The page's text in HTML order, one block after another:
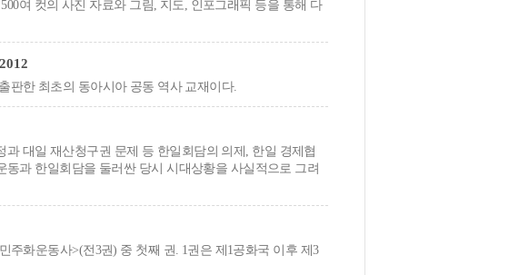
여 컷의 사진 자료와 그림, 지도, 인포그래픽 등을 통해 다
판한 최초의 동아시아 공동 역사 교재이다.
과 대일 재산청구권 문제 등 한일회담의 의제, 한일 경제협
과 한일회담을 둘러싼 당시 시대상황을 사실적으로 그려
화운동사>(전3권) 중 첫째 권. 1권은 제1공화국 이후 제3